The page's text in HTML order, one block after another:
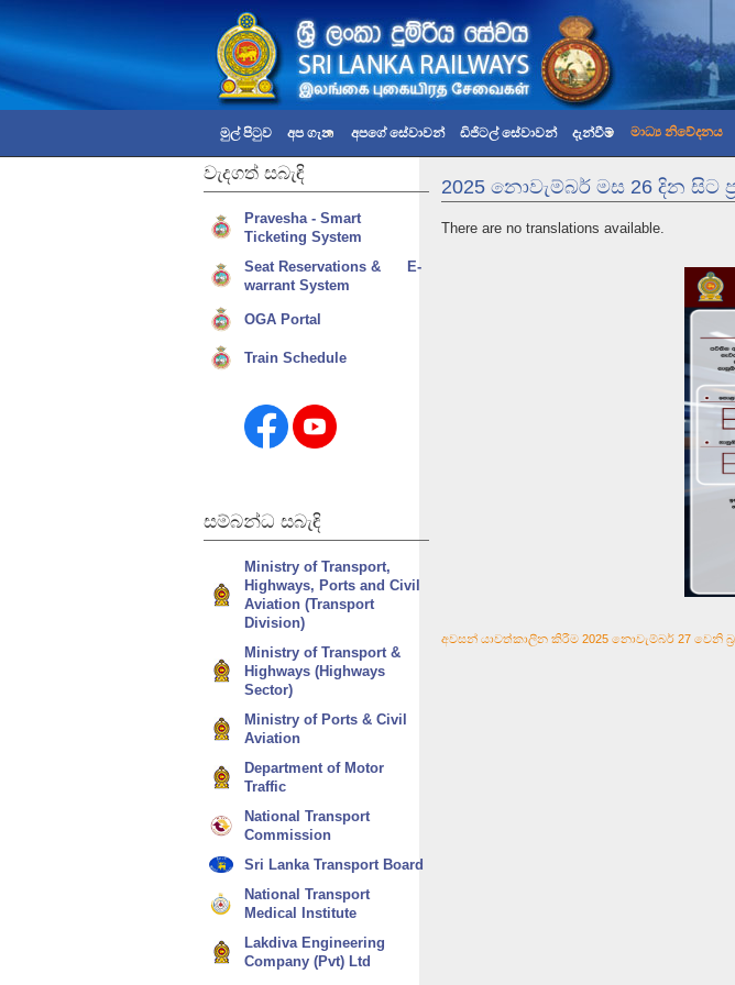
මුල් පිටුව අප ගැන අපගේ සේවාවන් ඩිජිටල් සේවාවන් දැන්වීම් මාධ්‍ය නිවේදනය
2025 නොවැම්බර් මස 26 දින සිට
There are no translations available.
අවසන් යාවත්කාලීන කිරීම 2025 නොවැම්බර් 27 වෙනි
වැදගත් සබැඳි
Pravesha - Smart
Ticketing System
Seat Reservations & E-
warrant System
OGA Portal
Train Schedule
සම්බන්ධ සබැඳි
Ministry of Transport,
Highways, Ports and Civil
Aviation (Transport
Division)
Ministry of Transport &
Highways (Highways
Sector)
Ministry of Ports & Civil
Aviation
Department of Motor
Traffic
National Transport
Commission
Sri Lanka Transport Board
National Transport
Medical Institute
Lakdiva Engineering
Company (Pvt) Ltd